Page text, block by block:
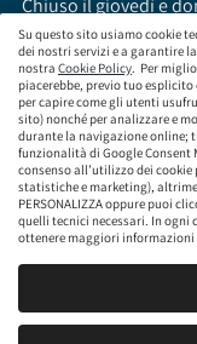
Su questo sito usiamo cookie
dei nostri servizi e a garantire
nostra Cookie Policy. Per
piacerebbe, previo tuo
per capire come gli utenti
sito) nonché per analizzare e
durante la navigazione online;
funzionalità di Google Consent
consenso all’utilizzo dei
statistiche e marketing),
PERSONALIZZA oppure puoi
quelli tecnici necessari. In ogni
ottenere maggiori
Chiuso il giovedì e
brumbrum S.p.A a socio unico
Sede
Società soggetta alla
Società soggetta al